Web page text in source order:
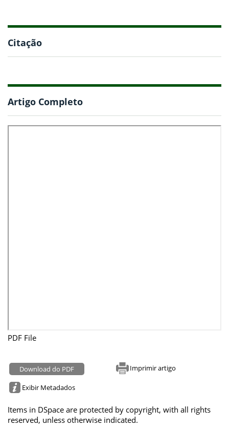
Citação
Artigo Completo
PDF File
Download do PDF Imprimir artigo
Exibir Metadados
Items in DSpace are protected by copyright, with all rights
reserved, unless otherwise indicated.